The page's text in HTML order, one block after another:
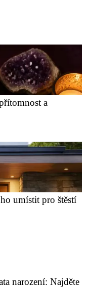
a
umístit pro štěstí
narození: Najděte